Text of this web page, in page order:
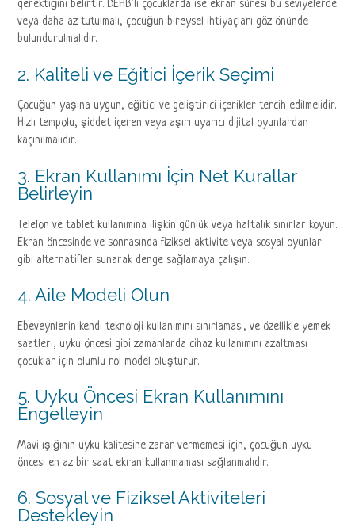
gerektiğini belirtir. DEHB’li çocuklarda ise ekran süresi bu seviyelerde
veya daha az tutulmalı, çocuğun bireysel ihtiyaçları göz önünde
bulundurulmalıdır.
2. Kaliteli ve Eğitici İçerik Seçimi
Çocuğun yaşına uygun, eğitici ve geliştirici içerikler tercih edilmelidir.
Hızlı tempolu, şiddet içeren veya aşırı uyarıcı dijital oyunlardan
kaçınılmalıdır.
3. Ekran Kullanımı İçin Net Kurallar
Belirleyin
Telefon ve tablet kullanımına ilişkin günlük veya haftalık sınırlar koyun.
Ekran öncesinde ve sonrasında fiziksel aktivite veya sosyal oyunlar
gibi alternatifler sunarak denge sağlamaya çalışın.
4. Aile Modeli Olun
Ebeveynlerin kendi teknoloji kullanımını sınırlaması, ve özellikle yemek
saatleri, uyku öncesi gibi zamanlarda cihaz kullanımını azaltması
çocuklar için olumlu rol model oluşturur.
5. Uyku Öncesi Ekran Kullanımını
Engelleyin
Mavi ışığının uyku kalitesine zarar vermemesi için, çocuğun uyku
öncesi en az bir saat ekran kullanmaması sağlanmalıdır.
6. Sosyal ve Fiziksel Aktiviteleri
Destekleyin